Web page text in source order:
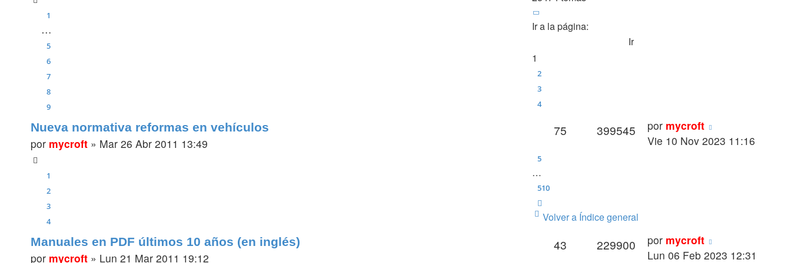
1
…
5
6
7
8
9
Nueva normativa reformas en vehículos
por mycroft » Mar 26 Abr 2011 13:49
1
2
3
4
75 Respuestas
399545 Vistas
Último
mensaje
por mycroft
Vie 10 Nov 2023 11:16
Manuales en PDF últimos 10 años (en inglés)
por mycroft » Lun 21 Mar 2011 19:12
43 Respuestas
229900 Vistas
Último
mensaje
por mycroft
Lun 06 Feb 2023 12:31
Página
Ir a la página:
1
2
3
4
5
…
510
Volver a Índice general